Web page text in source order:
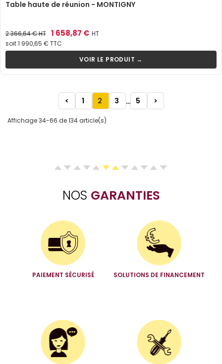
Table haute de réunion - MONTIGNY
Prix
de
base
2 366,64 €HT Prix
1 658,87 € HT
soit 1 990,65 € TTC
VOIR LE PRODUIT →
< 1 2 3 ... 5 >
Affichage 34-66 de 134 article(s)
NOS GARANTIES
PAIEMENT SÉCURISÉ SOLUTIONS DE FINANCEMENT